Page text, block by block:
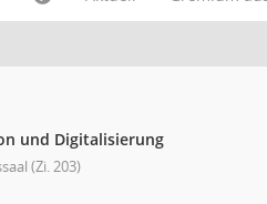
und Digitalisierung
(Zi. 203)